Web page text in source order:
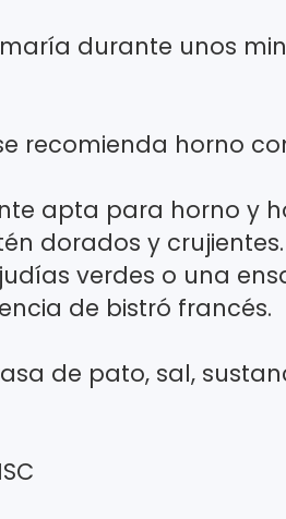
durante unos
recomienda horno
apta para horno y
dorados y crujientes.
verdes o una
de bistró francés.
de pato, sal,